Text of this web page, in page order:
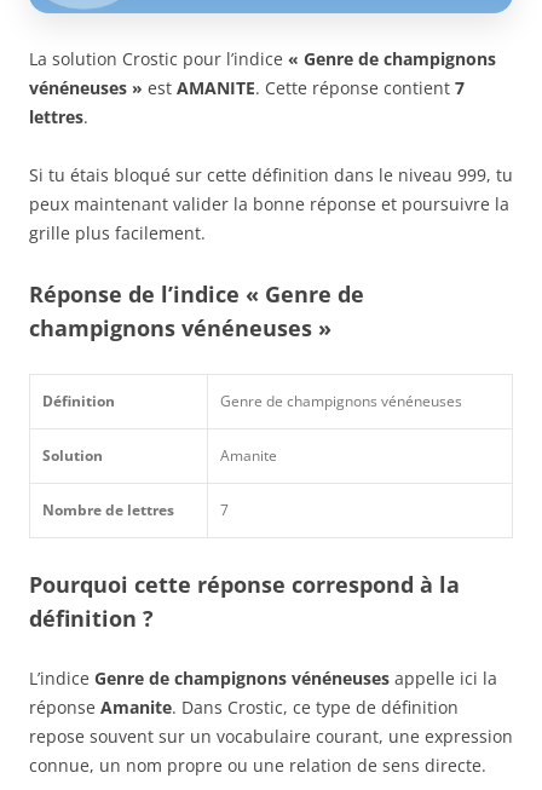
La solution Crostic pour l’indice « Genre de champignons
vénéneuses » est AMANITE. Cette réponse contient 7
lettres.
Si tu étais bloqué sur cette définition dans le niveau 999, tu
peux maintenant valider la bonne réponse et poursuivre la
grille plus facilement.
Réponse de l’indice « Genre de
champignons vénéneuses »
Définition Genre de champignons vénéneuses
Solution Amanite
Nombre de lettres 7
Pourquoi cette réponse correspond à la
définition ?
L’indice Genre de champignons vénéneuses appelle ici la
réponse Amanite. Dans Crostic, ce type de définition
repose souvent sur un vocabulaire courant, une expression
connue, un nom propre ou une relation de sens directe.